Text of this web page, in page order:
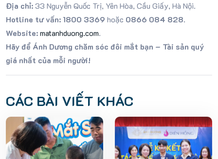
Địa chỉ:33 Nguyễn Quốc Trị, Yên Hòa, Cầu Giấy, Hà Nội.
Hotline tư vấn:1800 3369 hoặc 0866 084 828.
Website:matanhduong.com.
Hãy để Ánh Dương chăm sóc đôi mắt bạn – Tài sản quý
giá nhất của mỗi người!
CÁC BÀI VIẾT KHÁC